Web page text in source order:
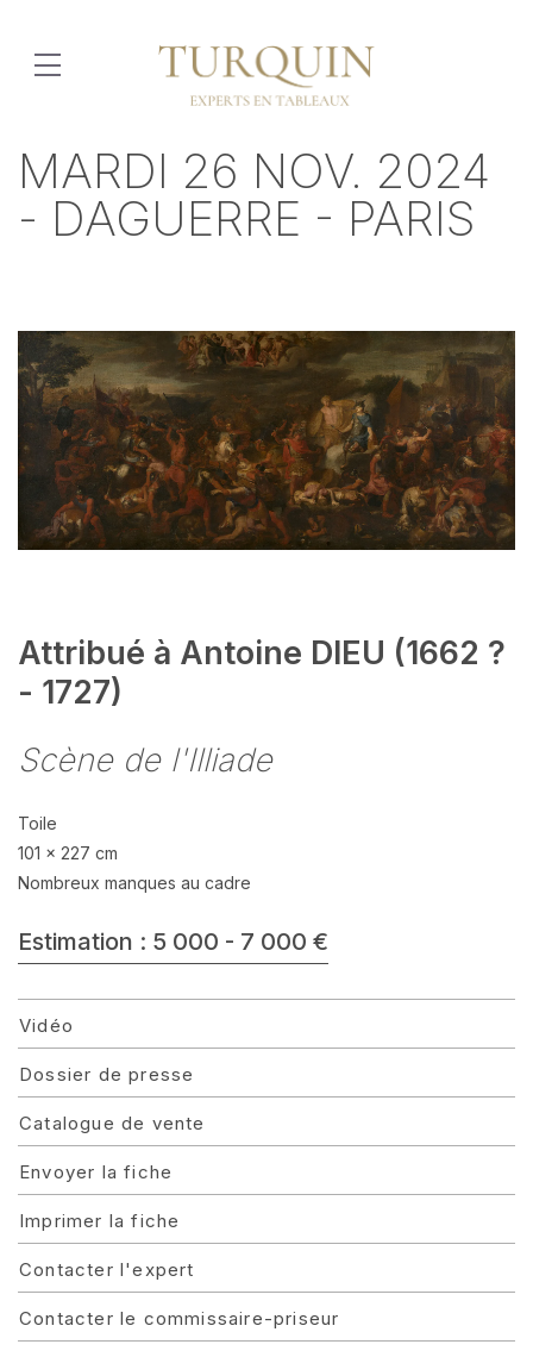
MARDI 26 NOV. 2024
- DAGUERRE - PARIS
Attribué à Antoine DIEU (1662 ?
- 1727)
Scène de l'Illiade
Toile
101 x 227 cm
Nombreux manques au cadre
Estimation : 5 000 - 7 000 €
Vidéo
Dossier de presse
Catalogue de vente
Envoyer la fiche
Imprimer la fiche
Contacter l'expert
Contacter le commissaire-priseur